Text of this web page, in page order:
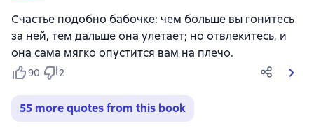
Счастье подобно бабочке: чем больше вы гонитесь
за ней, тем дальше она улетает; но отвлекитесь, и
она сама мягко опустится вам на плечо.
90 2
55 more quotes from this book